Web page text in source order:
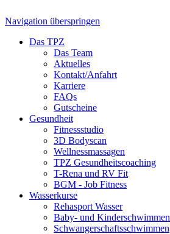
Navigation überspringen
Das TPZ
Das Team
Aktuelles
Kontakt/Anfahrt
Karriere
FAQs
Gutscheine
Gesundheit
Fitnessstudio
3D Bodyscan
Wellnessmassagen
TPZ Gesundheits­coaching
T-Rena und RV Fit
BGM - Job Fitness
Wasserkurse
Rehasport Wasser
Baby- und Kinderschwimmen
Schwangerschafts­schwimmen